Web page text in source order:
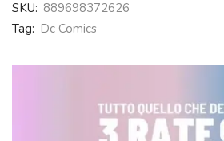
SKU: 889698372626
Tag: Dc Comics